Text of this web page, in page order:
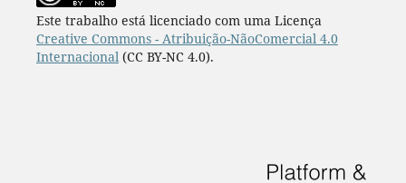
Este trabalho está licenciado com uma Licença
Creative Commons - Atribuição-NãoComercial 4.0
Internacional (CC BY-NC 4.0).